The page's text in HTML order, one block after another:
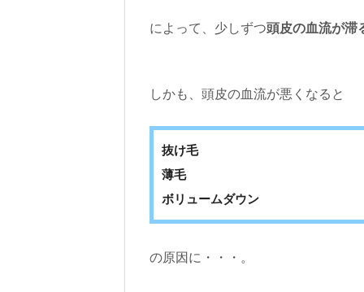
によって、少しずつ頭皮の血流が滞
しかも、頭皮の血流が悪くなると
抜け毛
薄毛
ボリュームダウン
の原因に・・・。